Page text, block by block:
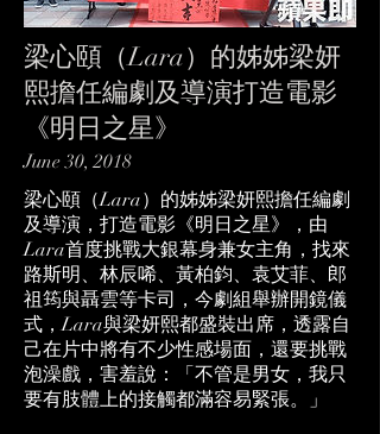
梁心頤（Lara）的姊姊梁妍
熙擔任編劇及導演打造電影
《明日之星》
June 30, 2018
梁心頤（Lara）的姊姊梁妍熙擔任編劇
及導演，打造電影《明日之星》，由
Lara首度挑戰大銀幕身兼女主角，找來
路斯明、林辰唏、黃柏鈞、袁艾菲、郎
祖筠與聶雲等卡司，今劇組舉辦開鏡儀
式，Lara與梁妍熙都盛裝出席，透露自
己在片中將有不少性感場面，還要挑戰
泡澡戲，害羞說：「不管是男女，我只
要有肢體上的接觸都滿容易緊張。」